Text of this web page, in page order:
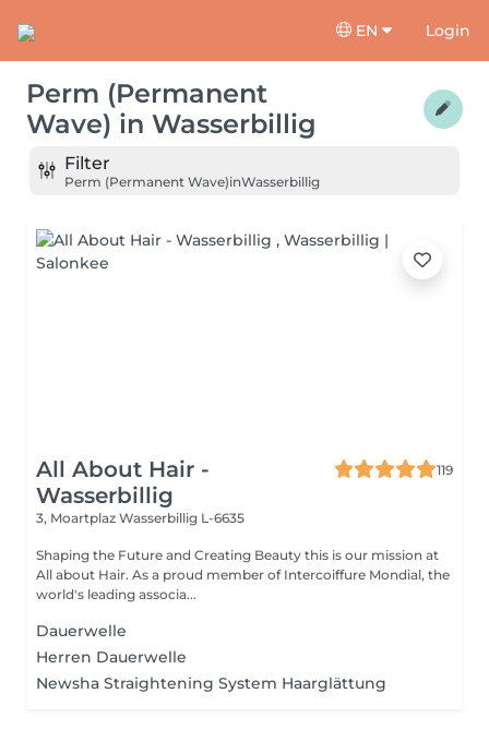
EN Login
Perm (Permanent
Wave) in Wasserbillig
Filter
Perm (Permanent Wave)inWasserbillig
All About Hair -
Wasserbillig
119
3, Moartplaz Wasserbillig L-6635
Shaping the Future and Creating Beauty this is our mission at
All about Hair. As a proud member of Intercoiffure Mondial, the
world's leading associa...
Dauerwelle
Herren Dauerwelle
Newsha Straightening System Haarglättung